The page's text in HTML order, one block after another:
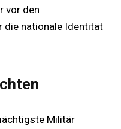
vor den
die nationale Identität
Militär